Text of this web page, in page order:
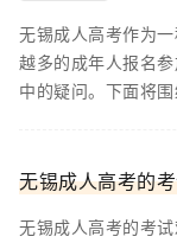
无锡成人高考作为
越多的成年人报名
中的疑问。下面将围
无锡成人高考的
无锡成人高考的考